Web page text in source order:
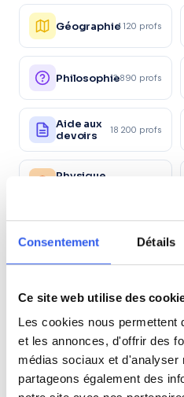
Consentement Détails
Ce site web utilise des
Les cookies nous permettent
et les annonces, d'offrir des
médias sociaux et d'analyser
partageons également des
Géographie4 120 profs
Philosophie3 890 profs
Aide aux
devoirs
18 200 profs
Physique
Gestion 2 450 profs
Santé et
action
980 profs